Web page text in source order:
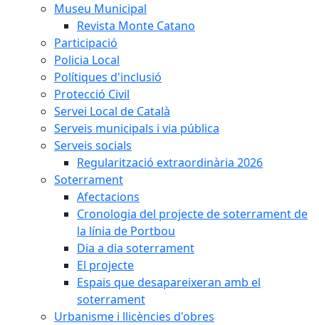
Museu Municipal
Revista Monte Catano
Participació
Policia Local
Polítiques d'inclusió
Protecció Civil
Servei Local de Català
Serveis municipals i via pública
Serveis socials
Regularització extraordinària 2026
Soterrament
Afectacions
Cronologia del projecte de soterrament de
la línia de Portbou
Dia a dia soterrament
El projecte
Espais que desapareixeran amb el
soterrament
Urbanisme i llicències d'obres